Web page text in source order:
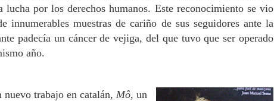
lucha por los derechos humanos. Este reconocimiento se vio
innumerables muestras de cariño de sus seguidores ante la
padecía un cáncer de vejiga, del que tuvo que ser operado
año.
trabajo en catalán, Mô, un